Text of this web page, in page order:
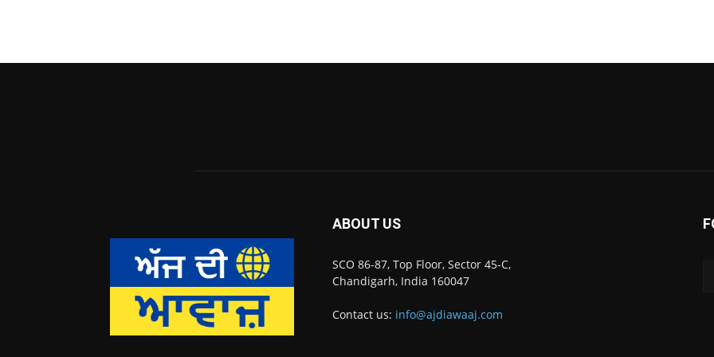
ABOUT US
SCO 86-87, Top Floor, Sector 45-C,
Chandigarh, India 160047
Contact us: info@ajdiawaaj.com